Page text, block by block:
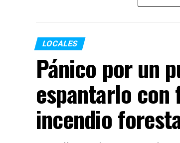
Copas de leche
En conjunto, las entidades
del año, garantizando el
adultos de sectores
Dinámica del servicio:
LOCALES
Pánico por un
espantarlo con
incendio